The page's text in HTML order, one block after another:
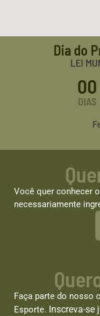
Dia do
LEI
00
DIAS
Você quer conhecer
necessariamente
Faça parte do nosso
Esporte. Inscreva-se